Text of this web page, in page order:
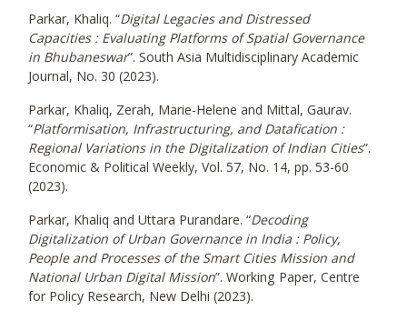
Parkar, Khaliq. “Digital Legacies and Distressed
Capacities : Evaluating Platforms of Spatial Governance
in Bhubaneswar”. South Asia Multidisciplinary Academic
Journal, No. 30 (2023).
Parkar, Khaliq, Zerah, Marie-Helene and Mittal, Gaurav.
“Platformisation, Infrastructuring, and Datafication :
Regional Variations in the Digitalization of Indian Cities”.
Economic & Political Weekly, Vol. 57, No. 14, pp. 53-60
(2023).
Parkar, Khaliq and Uttara Purandare. “Decoding
Digitalization of Urban Governance in India : Policy,
People and Processes of the Smart Cities Mission and
National Urban Digital Mission”. Working Paper, Centre
for Policy Research, New Delhi (2023).